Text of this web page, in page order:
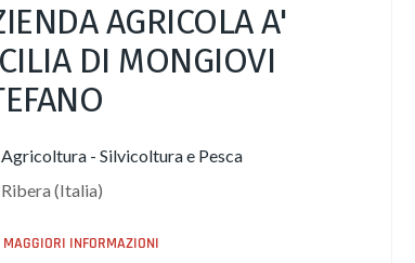
AGRICOLA A'
DI MONGIOVI
Agricoltura - Silvicoltura e Pesca
(Italia)
MAGGIORI INFORMAZIONI